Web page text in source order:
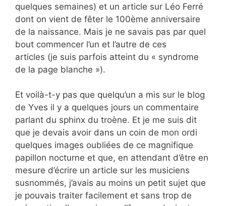
quelques semaines) et un article sur Léo Ferré
dont on vient de fêter le 100ème anniversaire
de la naissance. Mais je ne savais pas par quel
bout commencer l’un et l’autre de ces
articles (je suis parfois atteint du « syndrome
de la page blanche »).
Et voilà-t-y pas que quelqu’un a mis sur le blog
de Yves il y a quelques jours un commentaire
parlant du sphinx du troène. Et je me suis dit
que je devais avoir dans un coin de mon ordi
quelques images oubliées de ce magnifique
papillon nocturne et que, en attendant d’être en
mesure d’écrire un article sur les musiciens
susnommés, j’avais au moins un petit sujet que
je pouvais traiter facilement et sans trop de